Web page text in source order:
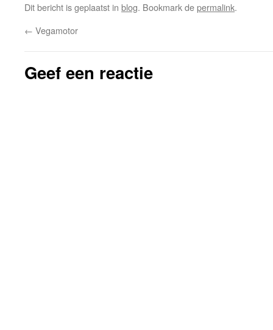
Dit bericht is geplaatst in blog. Bookmark depermalink.
← Vegamotor
Geef een reactie